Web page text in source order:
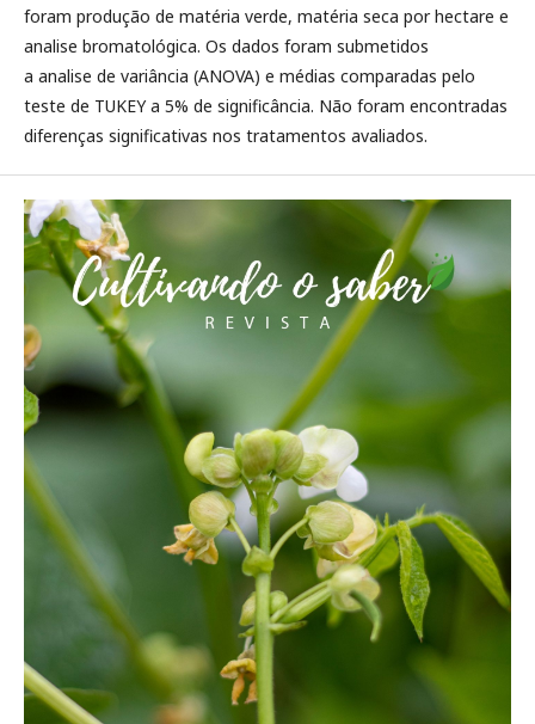
foram produção de matéria verde, matéria seca por hectare e
analise bromatológica. Os dados foram submetidos
a analise de variância (ANOVA) e médias comparadas pelo
teste de TUKEY a 5% de significância. Não foram encontradas
diferenças significativas nos tratamentos avaliados.